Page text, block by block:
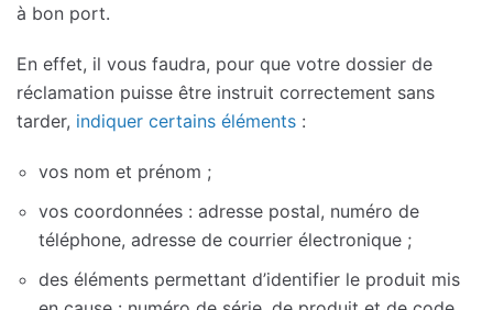
à bon port.
En effet, il vous faudra, pour que votre dossier de
réclamation puisse être instruit correctement sans
tarder, indiquer certains éléments :
vos nom et prénom ;
vos coordonnées : adresse postal, numéro de
téléphone, adresse de courrier électronique ;
des éléments permettant d’identifier le produit mis